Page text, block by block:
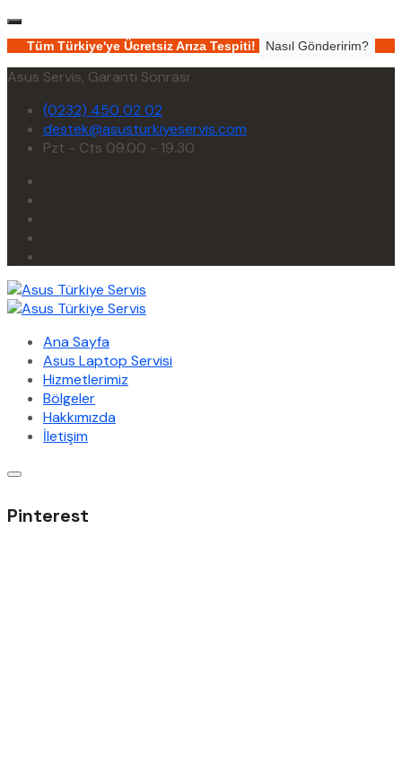
Tüm Türkiye'ye Ücretsiz Arıza Tespiti! Nasıl Gönderirim?
Asus Servis, Garanti Sonrası
(0232) 450 02 02
destek@asusturkiyeservis.com
Pzt - Cts 09.00 - 19.30
Ana Sayfa
Asus Laptop Servisi
Hizmetlerimiz
Bölgeler
Hakkımızda
İletişim
Pinterest